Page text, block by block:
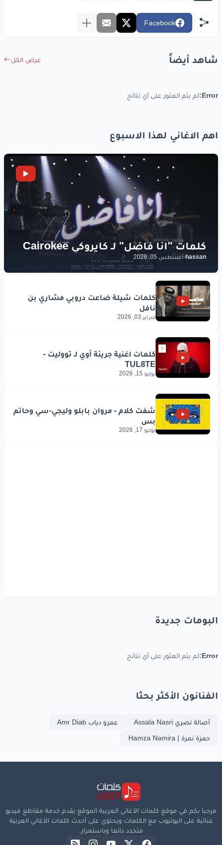
Facebook
شاهد أيضاً عرض الكل
Error: لم يتم العثور على أي نتائج
اهم الاغاني لهذا الاسبوع
hassan
-أغسطس 05, 2026
فبراير 03, 2026
يوليو 15, 2026
يوليو 17, 2026
البومات جديدة
Error: لم يتم العثور على أي نتائج
الفنانون الأكثر بحثا
أصالة نصري Assala Nasri
عمرو دياب Amr Diab
حمزة نمرة | Hamza Namira
مرحبا بكم في موقع كلمات الأغاني العربية الموقع يقدم خدمة مقاطع فيديو
غنائية على اليوتيوب مع الكلمات ويحتوي على أحدث كلمات الأغاني العربية
متجدد دائما وباستمرار.